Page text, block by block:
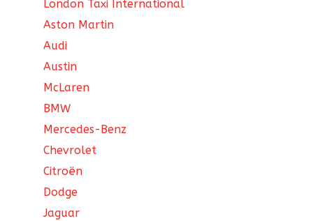
London Taxi International
Aston Martin
Audi
Austin
McLaren
BMW
Mercedes-Benz
Chevrolet
Citroën
Dodge
Jaguar